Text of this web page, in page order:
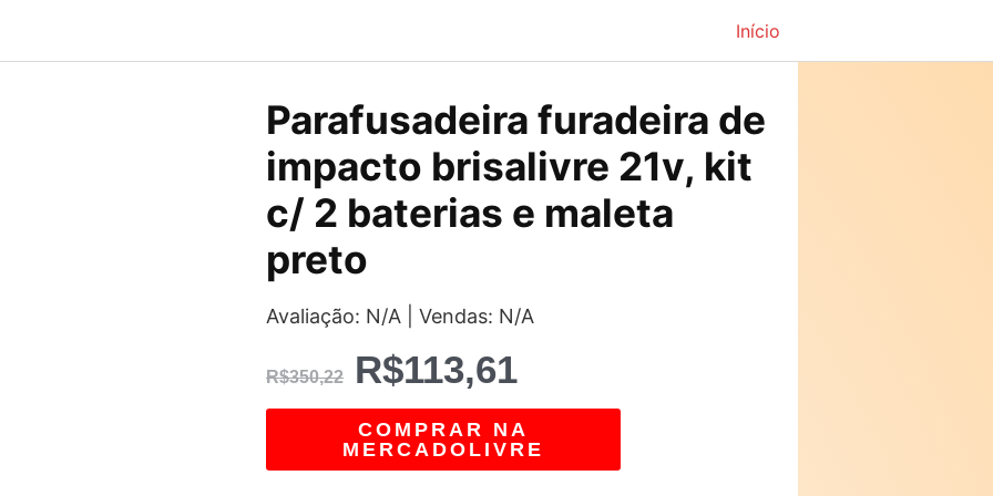
Início
Parafusadeira furadeira de
impacto brisalivre 21v, kit
c/ 2 baterias e maleta
preto
Avaliação: N/A | Vendas: N/A
R$350,22
O
preço
original
era:
R$350,22.
R$113,61
O
preço
atual
é:
COMPRAR NA
MERCADOLIVRE